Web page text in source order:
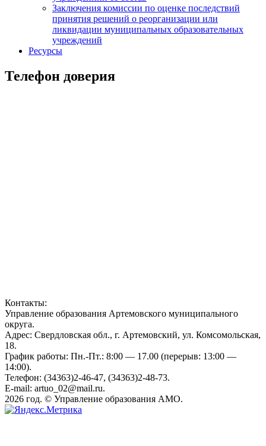
Заключения комиссии по оценке последствий
принятия решений о реорганизации или
ликвидации муниципальных образовательных
учреждений
Ресурсы
Телефон доверия
Контакты:
Управление образования Артемовского муниципального
округа.
Адрес: Свердловская обл., г. Артемовский, ул. Комсомольская,
18.
График работы: Пн.-Пт.: 8:00 — 17.00 (перерыв: 13:00 —
14:00).
Телефон: (34363)2-46-47, (34363)2-48-73.
E-mail: artuo_02@mail.ru.
2026 год. © Управление образования АМО.